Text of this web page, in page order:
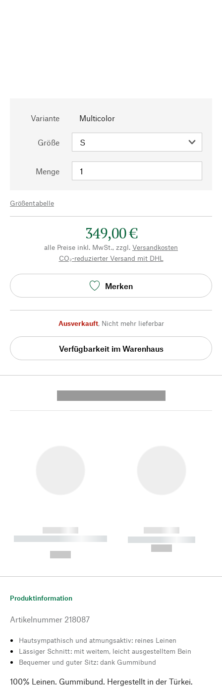
Variante Multicolor
Größe
Menge
Größentabelle
349,00 €
alle Preise inkl. MwSt., zzgl. Versandkosten
CO₂-reduzierter Versand mit DHL
Merken
Ausverkauft, Nicht mehr lieferbar
Verfügbarkeit im Warenhaus
------------
----------- ----------- --------
------------
----------- -----------
Produktinformation
Artikelnummer 218087
Hautsympathisch und atmungsaktiv: reines Leinen
Lässiger Schnitt: mit weitem, leicht ausgestelltem Bein
Bequemer und guter Sitz: dank Gummibund
100% Leinen. Gummibund. Hergestellt in der Türkei.